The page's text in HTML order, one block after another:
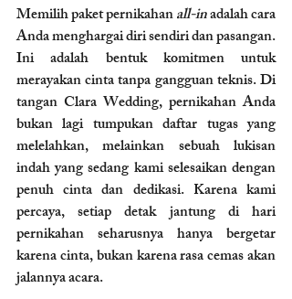
Memilih paket pernikahan all-in adalah cara
Anda menghargai diri sendiri dan pasangan.
Ini adalah bentuk komitmen untuk
merayakan cinta tanpa gangguan teknis. Di
tangan Clara Wedding, pernikahan Anda
bukan lagi tumpukan daftar tugas yang
melelahkan, melainkan sebuah lukisan
indah yang sedang kami selesaikan dengan
penuh cinta dan dedikasi. Karena kami
percaya, setiap detak jantung di hari
pernikahan seharusnya hanya bergetar
karena cinta, bukan karena rasa cemas akan
jalannya acara.